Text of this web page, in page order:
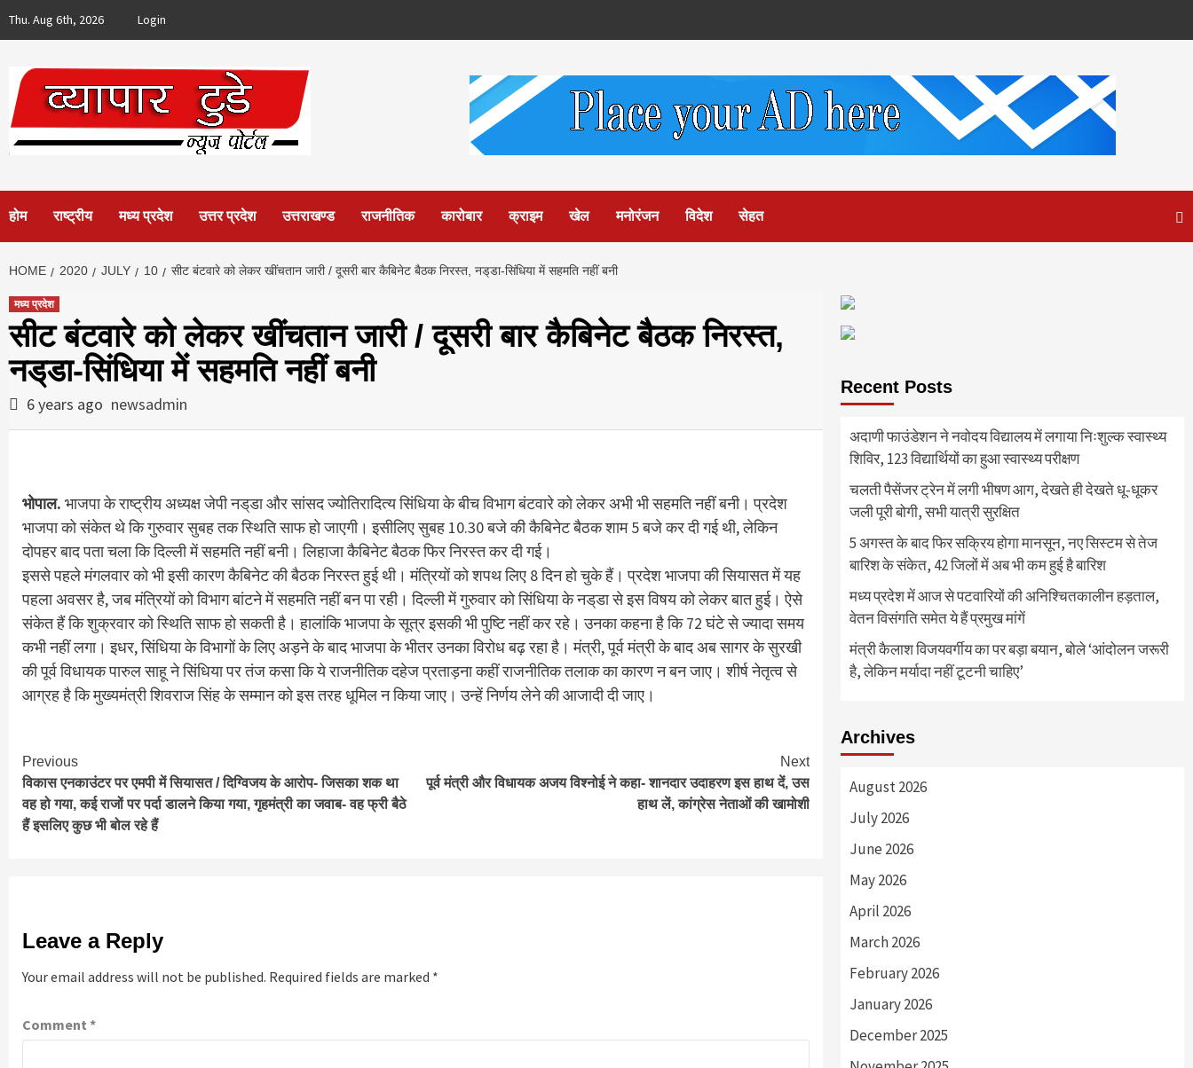
Thu. Aug 6th, 2026 Login
होम राष्ट्रीय मध्य प्रदेश उत्तर प्रदेश उत्तराखण्ड राजनीतिक कारोबार क्राइम खेल मनोरंजन विदेश सेहत
HOME 2020 JULY 10 सीट बंटवारे को लेकर खींचतान जारी / दूसरी बार कैबिनेट बैठक निरस्त, नड्‌डा-सिंधिया में सहमति नहीं बनी
मध्य प्रदेश
सीट बंटवारे को लेकर खींचतान जारी / दूसरी बार कैबिनेट बैठक निरस्त,
नड्‌डा-सिंधिया में सहमति नहीं बनी
6 years ago newsadmin
भोपाल. भाजपा के राष्ट्रीय अध्यक्ष जेपी नड्‌डा और सांसद ज्योतिरादित्य सिंधिया के बीच विभाग बंटवारे को लेकर अभी भी सहमति नहीं बनी। प्रदेश
भाजपा को संकेत थे कि गुरुवार सुबह तक स्थिति साफ हो जाएगी। इसीलिए सुबह 10.30 बजे की कैबिनेट बैठक शाम 5 बजे कर दी गई थी, लेकिन
दोपहर बाद पता चला कि दिल्ली में सहमति नहीं बनी। लिहाजा कैबिनेट बैठक फिर निरस्त कर दी गई।
इससे पहले मंगलवार को भी इसी कारण कैबिनेट की बैठक निरस्त हुई थी। मंत्रियों को शपथ लिए 8 दिन हो चुके हैं। प्रदेश भाजपा की सियासत में यह
पहला अवसर है, जब मंत्रियों को विभाग बांटने में सहमति नहीं बन पा रही। दिल्ली में गुरुवार को सिंधिया के नड्‌डा से इस विषय को लेकर बात हुई। ऐसे
संकेत हैं कि शुक्रवार को स्थिति साफ हो सकती है। हालांकि भाजपा के सूत्र इसकी भी पुष्टि नहीं कर रहे। उनका कहना है कि 72 घंटे से ज्यादा समय
कभी नहीं लगा। इधर, सिंधिया के विभागों के लिए अड़ने के बाद भाजपा के भीतर उनका विरोध बढ़ रहा है। मंत्री, पूर्व मंत्री के बाद अब सागर के सुरखी
की पूर्व विधायक पारुल साहू ने सिंधिया पर तंज कसा कि ये राजनीतिक दहेज प्रताड़ना कहीं राजनीतिक तलाक का कारण न बन जाए। शीर्ष नेतृत्व से
आग्रह है कि मुख्यमंत्री शिवराज सिंह के सम्मान को इस तरह धूमिल न किया जाए। उन्हें निर्णय लेने की आजादी दी जाए।
Continue
Reading
Previous
विकास एनकाउंटर पर एमपी में सियासत / दिग्विजय के आरोप- जिसका शक था
वह हो गया, कई राजों पर पर्दा डालने किया गया, गृहमंत्री का जवाब- वह फ्री बैठे
हैं इसलिए कुछ भी बोल रहे हैं
Next
पूर्व मंत्री और विधायक अजय विश्नोई ने कहा- शानदार उदाहरण इस हाथ दें, उस
हाथ लें, कांग्रेस नेताओं की खामोशी
Leave a Reply
Your email address will not be published. Required fields are marked *
Comment *
Recent Posts
अदाणी फाउंडेशन ने नवोदय विद्यालय में लगाया निःशुल्क स्वास्थ्य
शिविर, 123 विद्यार्थियों का हुआ स्वास्थ्य परीक्षण
चलती पैसेंजर ट्रेन में लगी भीषण आग, देखते ही देखते धू-धूकर
जली पूरी बोगी, सभी यात्री सुरक्षित
5 अगस्त के बाद फिर सक्रिय होगा मानसून, नए सिस्टम से तेज
बारिश के संकेत, 42 जिलों में अब भी कम हुई है बारिश
मध्य प्रदेश में आज से पटवारियों की अनिश्चितकालीन हड़ताल,
वेतन विसंगति समेत ये हैं प्रमुख मांगें
मंत्री कैलाश विजयवर्गीय का पर बड़ा बयान, बोले ‘आंदोलन जरूरी
है, लेकिन मर्यादा नहीं टूटनी चाहिए’
Archives
August 2026
July 2026
June 2026
May 2026
April 2026
March 2026
February 2026
January 2026
December 2025